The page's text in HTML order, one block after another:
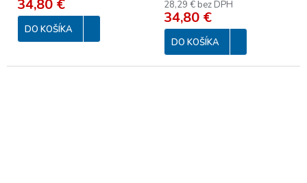
34,80 €
DO KOŠÍKA
28,29 € bez DPH
34,80 €
DO KOŠÍKA